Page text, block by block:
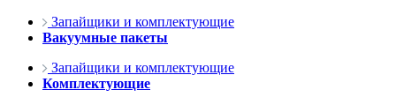
Запайщики и комплектующие
Вакуумные пакеты
Запайщики и комплектующие
Комплектующие